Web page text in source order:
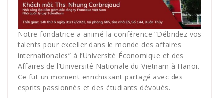
Notre fondatrice a animé la conférence “Débridez vos
talents pour exceller dans le monde des affaires
internationales” à l’Université Économique et des
Affaires de l’Université Nationale du Vietnam à Hanoï.
Ce fut un moment enrichissant partagé avec des
esprits passionnés et des étudiants dévoués.